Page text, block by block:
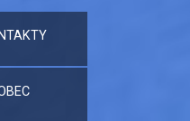
stránky